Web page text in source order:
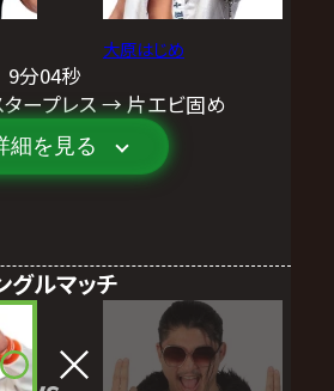
大原はじめ
9分04秒
タープレス → 片エビ固め
細を見る
グルマッチ